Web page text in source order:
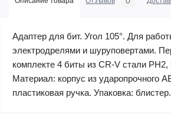
Адаптер для бит. Угол 105°. Для
электродрелями и шуруповертами.
комплекте 4 биты из CR-V стали PH2,
Материал: корпус из ударопрочного
пластиковая ручка. Упаковка: блистер.